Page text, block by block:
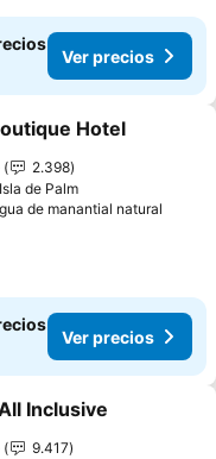
Ver precios
favoritos
Hotel
2.398
de Palm
de manantial natural
Ver precios
favoritos
Inclusive
9.417